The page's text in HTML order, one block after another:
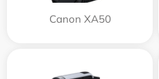
Canon XA50